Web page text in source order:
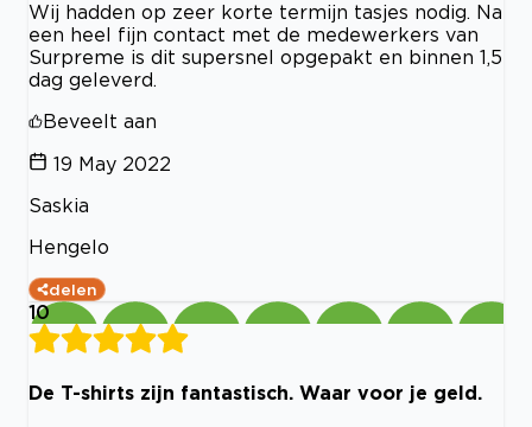
Wij hadden op zeer korte termijn tasjes nodig. Na
een heel fijn contact met de medewerkers van
Surpreme is dit supersnel opgepakt en binnen 1,5
dag geleverd.
Beveelt aan
19 May 2022
Saskia
Hengelo
delen
10
De T-shirts zijn fantastisch. Waar voor je geld.